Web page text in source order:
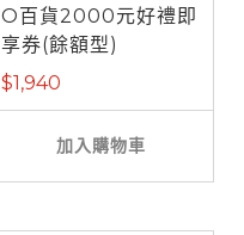
O百貨2000元好禮即
享券(餘額型)
$1,940
加入購物車